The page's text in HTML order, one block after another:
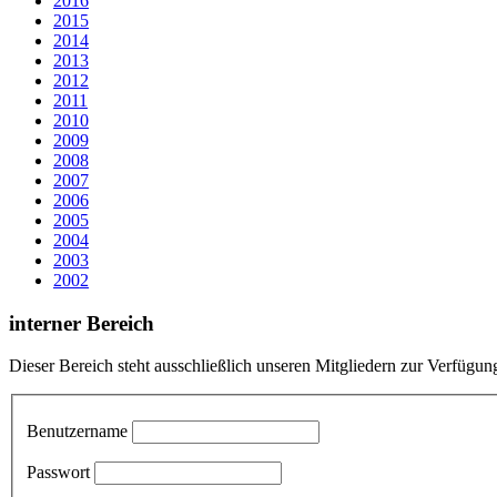
2015
2014
2013
2012
2011
2010
2009
2008
2007
2006
2005
2004
2003
2002
interner Bereich
Dieser Bereich steht ausschließlich unseren Mitgliedern zur
Benutzername
Passwort